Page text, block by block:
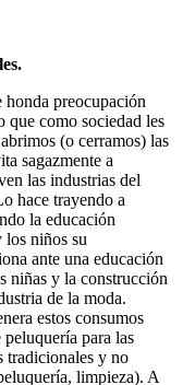
preocupación
que como sociedad les
(o cerramos) las
sagazmente a
las industrias del
hace trayendo a
la educación
los niños su
ante una educación
niñas y la construcción
de la moda.
estos consumos
para las
tradicionales y no
limpieza). A